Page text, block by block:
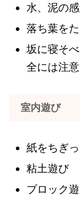
水、泥の
落ち葉を
坂に寝そ
全には注意
室内遊び
紙をちぎ
粘土遊び
ブロック